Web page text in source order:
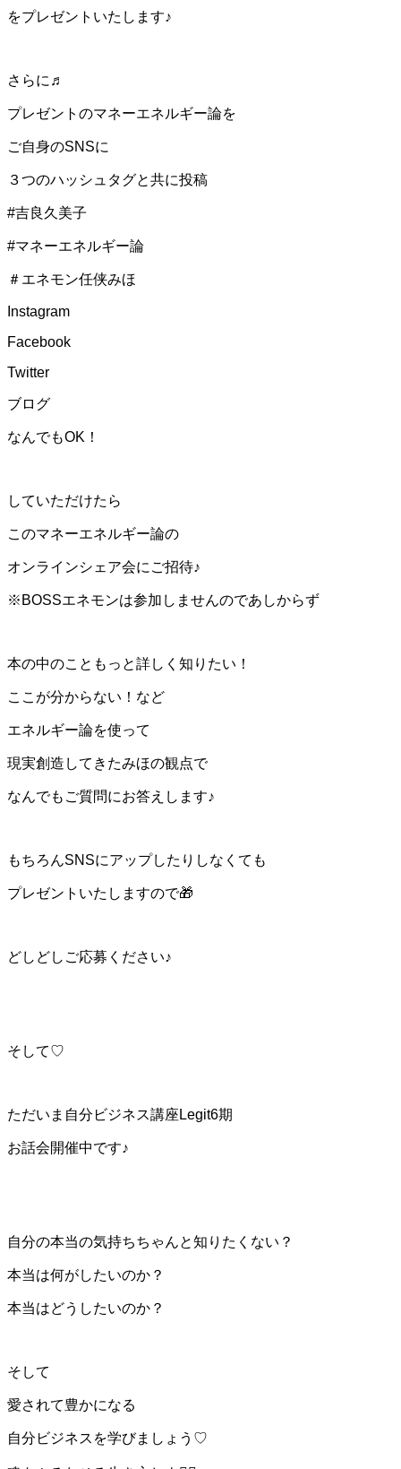
をプレゼントいたします♪
さらに♬
プレゼントのマネーエネルギー論を
ご自身のSNSに
３つのハッシュタグと共に投稿
#吉良久美子
#マネーエネルギー論
＃エネモン任侠みほ
Instagram
Facebook
Twitter
ブログ
なんでもOK！
していただけたら
このマネーエネルギー論の
オンラインシェア会にご招待♪
※BOSSエネモンは参加しませんのであしからず
本の中のこともっと詳しく知りたい！
ここが分からない！など
エネルギー論を使って
現実創造してきたみほの観点で
なんでもご質問にお答えします♪
もちろんSNSにアップしたりしなくても
プレゼントいたしますので🎁
どしどしご応募ください♪
そして♡
ただいま自分ビジネス講座Legit6期
お話会開催中です♪
自分の本当の気持ちちゃんと知りたくない？
本当は何がしたいのか？
本当はどうしたいのか？
そして
愛されて豊かになる
自分ビジネスを学びましょう♡